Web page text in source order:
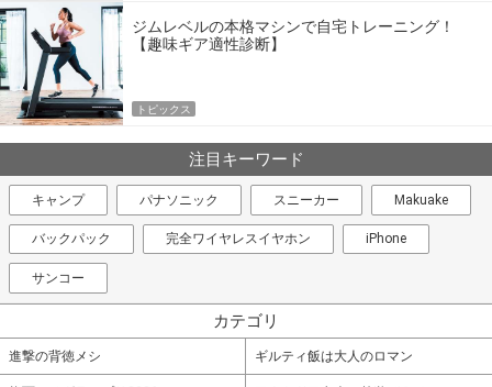
ジムレベルの本格マシンで自宅トレーニング！
【趣味ギア適性診断】
トピックス
注目キーワード
キャンプ パナソニック スニーカー Makuake
バックパック 完全ワイヤレスイヤホン iPhone
サンコー
カテゴリ
進撃の背徳メシ ギルティ飯は大人のロマン